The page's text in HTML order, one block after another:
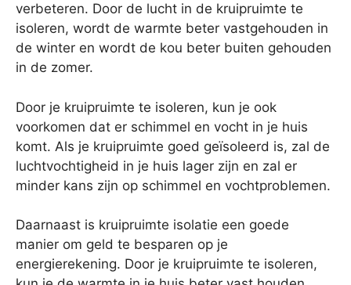
verbeteren. Door de lucht in de kruipruimte te
isoleren, wordt de warmte beter vastgehouden in
de winter en wordt de kou beter buiten gehouden
in de zomer.
Door je kruipruimte te isoleren, kun je ook
voorkomen dat er schimmel en vocht in je huis
komt. Als je kruipruimte goed geïsoleerd is, zal de
luchtvochtigheid in je huis lager zijn en zal er
minder kans zijn op schimmel en vochtproblemen.
Daarnaast is kruipruimte isolatie een goede
manier om geld te besparen op je
energierekening. Door je kruipruimte te isoleren,